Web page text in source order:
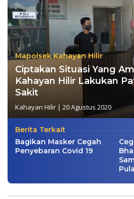
Mapolsek Kahayan Hilir
Ciptakan Situasi Yang
Kahayan Hilir Lakukan
Sakit
Kahayan Hilir | 20 Agustus 2020
Berita Terkait
Bagikan Masker Cegah
Penyebaran Covid 19